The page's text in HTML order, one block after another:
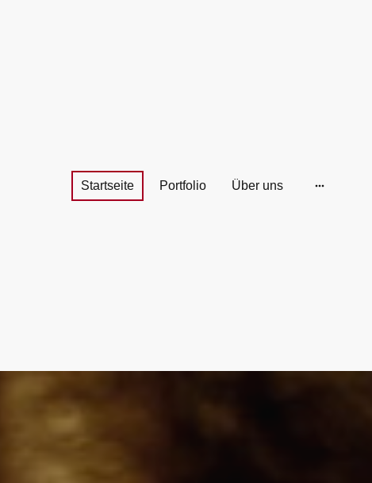
Startseite Portfolio Über uns